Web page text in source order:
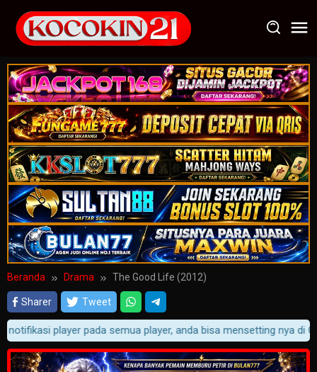
konten
Beranda Drama The Good Life (2012)
Sharer Tweet
player pada semua player, anda bisa mensetting nya di